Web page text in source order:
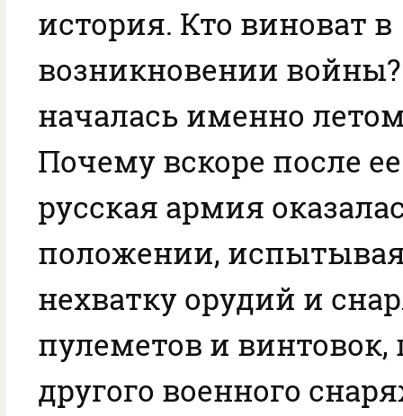
история. Кто виноват в
возникновении
началась именно летом
Почему вскоре после
русская армия
положении,
нехватку орудий и
пулеметов и винтовок,
другого военного